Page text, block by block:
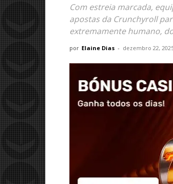
Com estreia marcada,
apostas da Crunchyroll
extremamente humano,
por Elaine Dias - dezembro 22,